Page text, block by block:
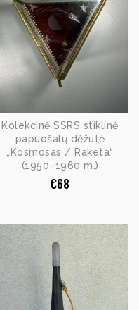
Kolekcinė SSRS stiklinė
papuošalų dėžutė
„Kosmosas / Raketa“
(1950–1960 m.)
€68